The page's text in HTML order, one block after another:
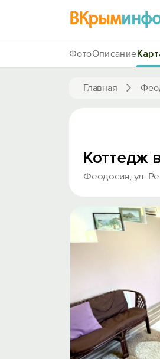
ВКрым
Главная
ФотоОписание
Коттедж
Феодосия, ул.